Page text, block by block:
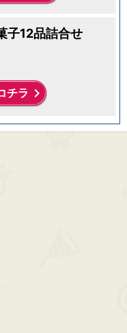
子12品詰合せ
チラ keyboard_arrow_right